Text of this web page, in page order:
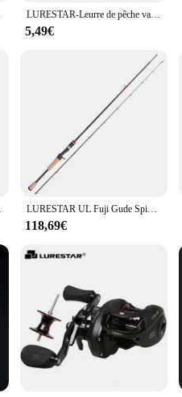
pros; they are designed for
Whether you're a
are engineered for performance,
is unmatched, making them a
LURESTAR-Leurre de pêche vairon coulant à enfoncement lent, appât avec triple crochet VMC, jerkbemberg, 8g, 60mm, 2023
5,49€
12g, 17g, 23g LURESTAR UL Fuji Gude Spinning pour la pêche à la truite, leurre super souple en fibre de carbone, action rapide, sportm, nouveau
118,69€